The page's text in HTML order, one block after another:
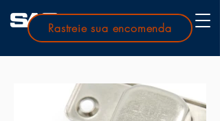
Rastreie sua encomenda